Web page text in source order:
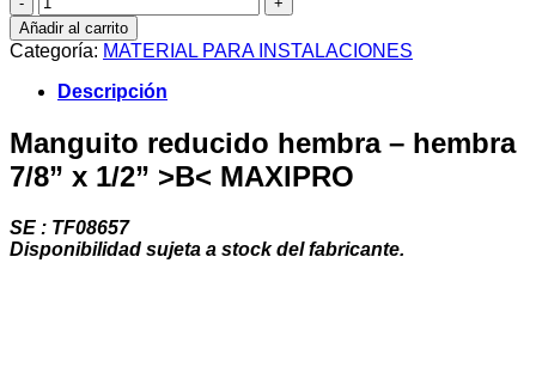
reducido
hembra
-
hembra
7/8”
1/2”
>B<
MAXIPRO
Añadir al carrito
Categoría: MATERIAL PARA INSTALACIONES
Descripción
Manguito reducido hembra – hembra
7/8” x 1/2” >B< MAXIPRO
SE : TF08657
Disponibilidad sujeta a stock del fabricante.